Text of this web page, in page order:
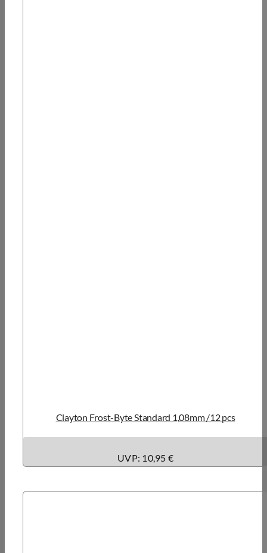
Clayton Frost-Byte Standard 1,08mm /12 pcs
UVP: 10,95 €